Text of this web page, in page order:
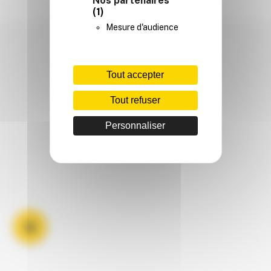
(1)
Mesure d'audience
Tout accepter
Tout refuser
Personnaliser